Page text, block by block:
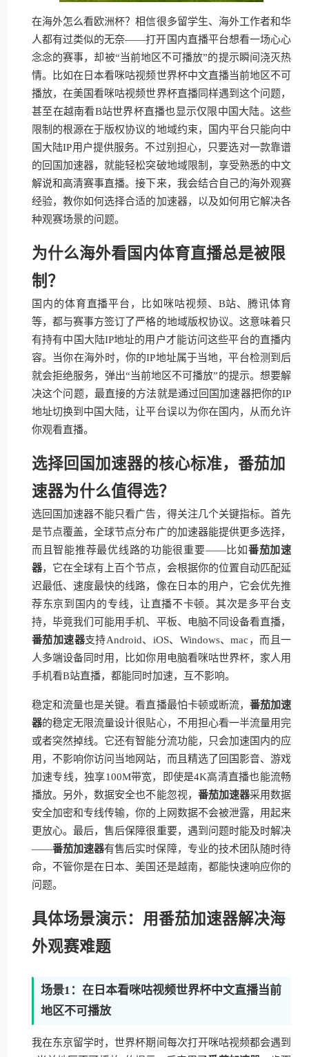
在海外怎么看欧洲杯？相信很多留学生、海外工作者和华
人都有过类似的无奈——打开国内直播平台想看一场心心
念念的赛事，却被“当前地区不可播放”的提示瞬间浇灭热
情。比如在日本看咪咕视频世界杯中文直播当前地区不可
播放，在美国看咪咕视频世界杯直播同样遇到这个问题，
甚至在越南看B站世界杯直播也显示仅限中国大陆。这些
限制的根源在于版权协议的地域约束，国内平台只能向中
国大陆IP用户提供服务。不过别担心，只要选对一款靠谱
的回国加速器，就能轻松突破地域限制，享受熟悉的中文
解说和高清赛事直播。接下来，我会结合自己的海外观赛
经验，教你如何选择合适的加速器，以及如何用它解决各
种观赛场景的问题。
为什么海外看国内体育直播总是被限
制？
国内的体育直播平台，比如咪咕视频、B站、腾讯体育
等，都与赛事方签订了严格的地域版权协议。这意味着只
有持有中国大陆IP地址的用户才能访问这些平台的直播内
容。当你在海外时，你的IP地址属于当地，平台检测到后
就会拒绝服务，弹出“当前地区不可播放”的提示。想要解
决这个问题，最直接的方法就是通过回国加速器把你的IP
地址切换到中国大陆，让平台误以为你在国内，从而允许
你观看直播。
选择回国加速器的核心标准，番茄加
速器为什么值得选？
选回国加速器不能只看广告，得关注几个关键指标。首先
是节点覆盖，全球节点分布广的加速器能提供更多选择，
而且智能推荐最优线路的功能很重要——比如番茄加速
器，它在全球有上百个节点，会根据你的位置自动匹配延
迟最低、速度最快的线路，像在日本的用户，它会优先推
荐东京到国内的专线，让直播不卡顿。其次是多平台支
持，毕竟我们可能用手机、平板、电脑不同设备看直播，
番茄加速器支持Android、iOS、Windows、mac，而且一
人多端设备同时用，比如你用电脑看咪咕世界杯，家人用
手机看B站直播，都能同时加速，互不影响。
稳定和流量也是关键。看直播最怕卡顿或断流， 番茄加速
器的稳定无限流量设计很贴心，不用担心看一半流量用完
或者突然掉线。它还有智能分流功能，只会加速国内的应
用，不影响你访问当地网站，而且精选了回国影音、游戏
加速专线，独享100M带宽，即使是4K高清直播也能流畅
播放。另外，数据安全也不能忽视， 番茄加速器采用数据
安全加密和专线传输，你的上网数据不会被泄露，用起来
更放心。最后，售后保障很重要，遇到问题时能及时解决
——番茄加速器有售后实时保障，专业的技术团队随时待
命，不管你是在日本、美国还是越南，都能快速响应你的
问题。
具体场景演示：用番茄加速器解决海
外观赛难题
场景1：在日本看咪咕视频世界杯中文直播当前
地区不可播放
我在东京留学时，世界杯期间每次打开咪咕视频都会遇到